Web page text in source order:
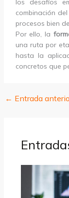
los desafíos
combinación
procesos bien
Por ello, la
una ruta por
hasta la
concretos que
← Entrada